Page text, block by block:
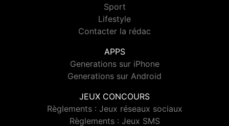
Sport
Lifestyle
Contacter la rédac
APPS
Generations sur iPhone
Generations sur Android
JEUX CONCOURS
Règlements : Jeux réseaux sociaux
Règlements : Jeux SMS